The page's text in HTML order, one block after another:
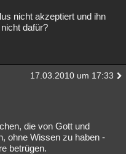
nicht akzeptiert und ihn
dafür?
17.03.2010 um 17:33
die von Gott und
ohne Wissen zu haben -
betrügen.